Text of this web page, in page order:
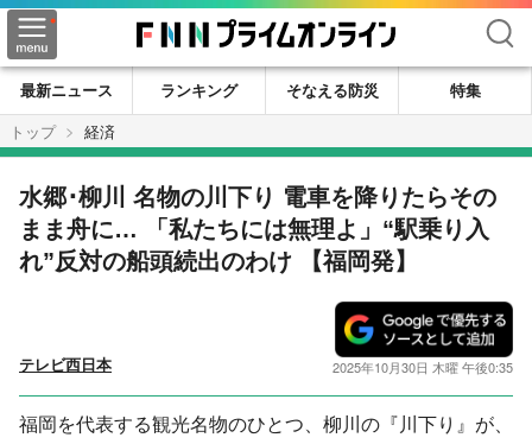
検索
最新ニュース ランキング そなえる防災
特集
トップ
経済
水郷･柳川 名物の川下り 電車を降りたらその
まま舟に… 「私たちには無理よ」“駅乗り入
れ”反対の船頭続出のわけ 【福岡発】
テレビ西日本 2025年10月30日 木曜 午後0:35
福岡を代表する観光名物のひとつ、柳川の『川下り』が、